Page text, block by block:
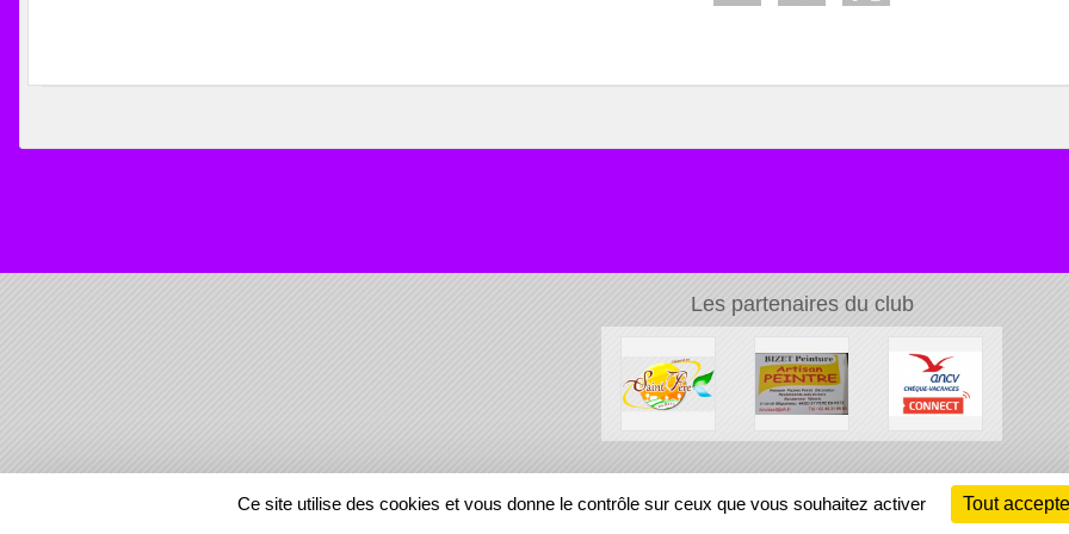
Les partenaires du club
REGIONS
Ce site utilise des cookies et vous donne le contrôle sur ceux que vous souhaitez activer Tout